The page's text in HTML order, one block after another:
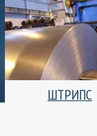
ШТРИПС